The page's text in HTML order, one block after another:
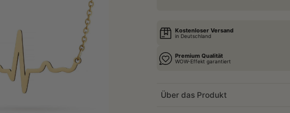
Kostenloser Versand
in Deutschland
Premium Qualität
WOW-Effekt garantiert
Über das Produkt